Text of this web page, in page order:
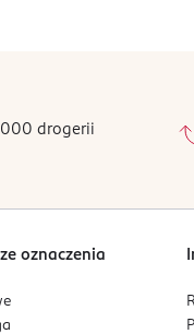
0%
Sortowanie wg
drogerii
oznaczenia